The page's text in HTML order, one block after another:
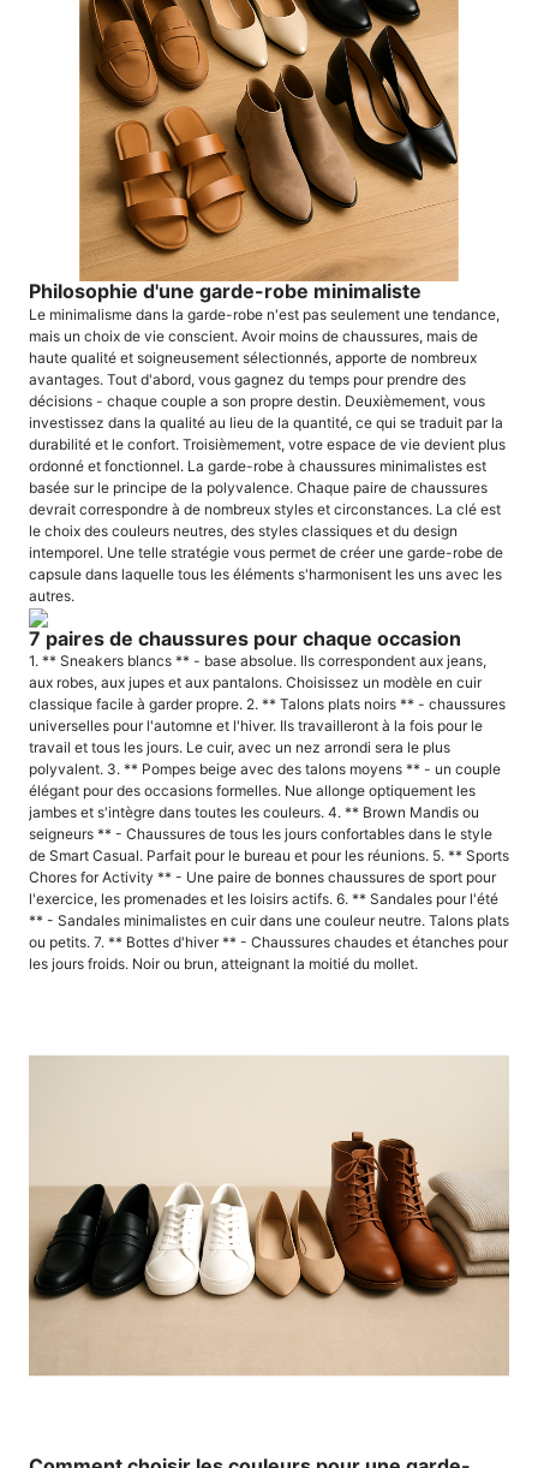
Philosophie d'une garde-robe minimaliste
Le minimalisme dans la garde-robe n'est pas seulement une tendance,
mais un choix de vie conscient. Avoir moins de chaussures, mais de
haute qualité et soigneusement sélectionnés, apporte de nombreux
avantages. Tout d'abord, vous gagnez du temps pour prendre des
décisions - chaque couple a son propre destin. Deuxièmement, vous
investissez dans la qualité au lieu de la quantité, ce qui se traduit par la
durabilité et le confort. Troisièmement, votre espace de vie devient plus
ordonné et fonctionnel. La garde-robe à chaussures minimalistes est
basée sur le principe de la polyvalence. Chaque paire de chaussures
devrait correspondre à de nombreux styles et circonstances. La clé est
le choix des couleurs neutres, des styles classiques et du design
intemporel. Une telle stratégie vous permet de créer une garde-robe de
capsule dans laquelle tous les éléments s'harmonisent les uns avec les
autres.
7 paires de chaussures pour chaque occasion
1. ** Sneakers blancs ** - base absolue. Ils correspondent aux jeans,
aux robes, aux jupes et aux pantalons. Choisissez un modèle en cuir
classique facile à garder propre. 2. ** Talons plats noirs ** - chaussures
universelles pour l'automne et l'hiver. Ils travailleront à la fois pour le
travail et tous les jours. Le cuir, avec un nez arrondi sera le plus
polyvalent. 3. ** Pompes beige avec des talons moyens ** - un couple
élégant pour des occasions formelles. Nue allonge optiquement les
jambes et s'intègre dans toutes les couleurs. 4. ** Brown Mandis ou
seigneurs ** - Chaussures de tous les jours confortables dans le style
de Smart Casual. Parfait pour le bureau et pour les réunions. 5. ** Sports
Chores for Activity ** - Une paire de bonnes chaussures de sport pour
l'exercice, les promenades et les loisirs actifs. 6. ** Sandales pour l'été
** - Sandales minimalistes en cuir dans une couleur neutre. Talons plats
ou petits. 7. ** Bottes d'hiver ** - Chaussures chaudes et étanches pour
les jours froids. Noir ou brun, atteignant la moitié du mollet.